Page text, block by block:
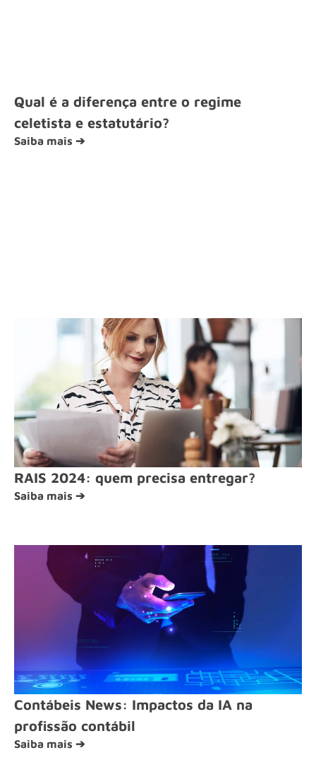
Qual é a diferença entre o regime
celetista e estatutário?
Saiba mais ➔
RAIS 2024: quem precisa entregar?
Saiba mais ➔
Contábeis News: Impactos da IA na
profissão contábil
Saiba mais ➔